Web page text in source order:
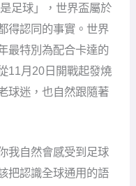
足球」，世界盃屬於
得認同的事實。世界
最特別為配合卡達的
11月20日開戰起發燒
球迷，也自然跟隨著
我自然會感受到足球
把認識全球通用的語